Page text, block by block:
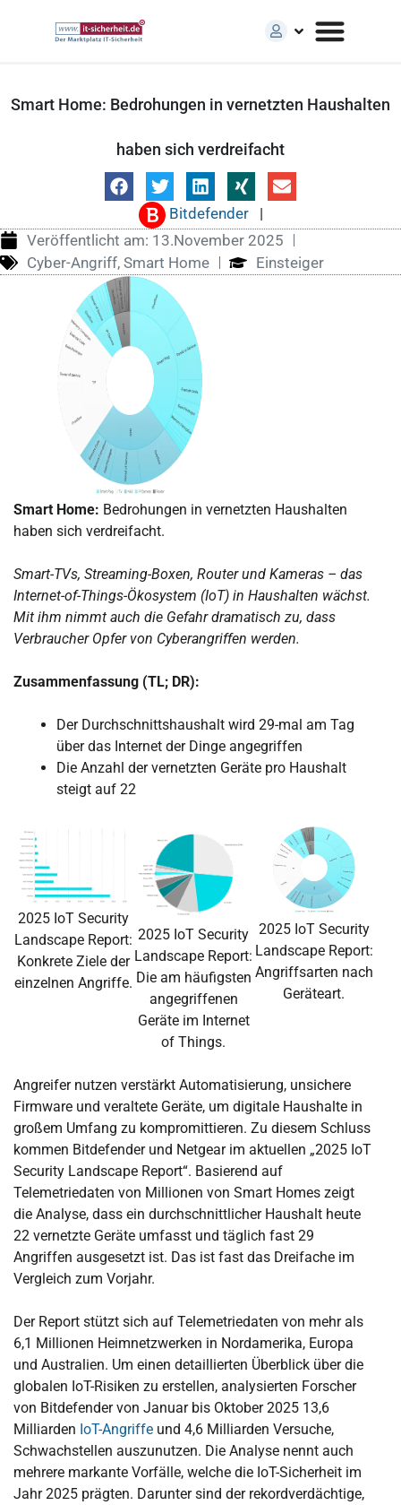
Smart Home: Bedrohungen in vernetzten Haushalten
haben sich verdreifacht
Bitdefender
|
Veröffentlicht am: 13.November 2025
Cyber-Angriff, Smart Home Einsteiger
Smart Home: Bedrohungen in vernetzten Haushalten
haben sich verdreifacht.
Smart-TVs, Streaming-Boxen, Router und Kameras – das
Internet-of-Things-Ökosystem (IoT) in Haushalten wächst.
Mit ihm nimmt auch die Gefahr dramatisch zu, dass
Verbraucher Opfer von Cyberangriffen werden.
Zusammenfassung (TL; DR):
Der Durchschnittshaushalt wird 29-mal am Tag
über das Internet der Dinge angegriffen
Die Anzahl der vernetzten Geräte pro Haushalt
steigt auf 22
2025 IoT Security
Landscape Report:
Konkrete Ziele der
einzelnen Angriffe.
2025 IoT Security
Landscape Report:
Die am häufigsten
angegriffenen
Geräte im Internet
of Things.
2025 IoT Security
Landscape Report:
Angriffsarten nach
Geräteart.
Angreifer nutzen verstärkt Automatisierung, unsichere
Firmware und veraltete Geräte, um digitale Haushalte in
großem Umfang zu kompromittieren. Zu diesem Schluss
kommen Bitdefender und Netgear im aktuellen „2025 IoT
Security Landscape Report“. Basierend auf
Telemetriedaten von Millionen von Smart Homes zeigt
die Analyse, dass ein durchschnittlicher Haushalt heute
22 vernetzte Geräte umfasst und täglich fast 29
Angriffen ausgesetzt ist. Das ist fast das Dreifache im
Vergleich zum Vorjahr.
Der Report stützt sich auf Telemetriedaten von mehr als
6,1 Millionen Heimnetzwerken in Nordamerika, Europa
und Australien. Um einen detaillierten Überblick über die
globalen IoT-Risiken zu erstellen, analysierten Forscher
von Bitdefender von Januar bis Oktober 2025 13,6
Milliarden IoT-Angriffe und 4,6 Milliarden Versuche,
Schwachstellen auszunutzen. Die Analyse nennt auch
mehrere markante Vorfälle, welche die IoT-Sicherheit im
Jahr 2025 prägten. Darunter sind der rekordverdächtige,